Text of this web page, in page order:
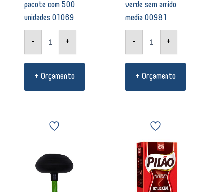
pacote com 500
unidades 01069
- +
+ Orçamento
verde sem amido
media 00981
- +
+ Orçamento
com
00469
quantidade
Pilão
pó
Tradicional
500g
00244
quantidade